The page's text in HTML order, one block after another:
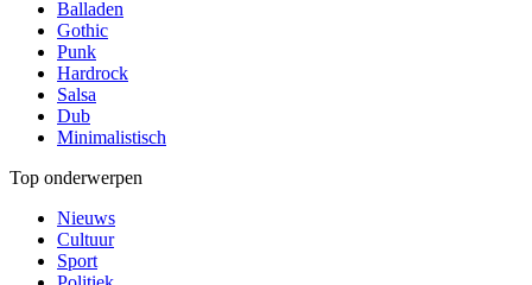
Balladen
Gothic
Punk
Hardrock
Salsa
Dub
Minimalistisch
Top onderwerpen
Nieuws
Cultuur
Sport